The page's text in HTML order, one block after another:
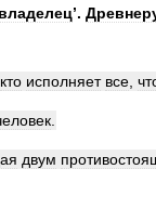
владелец’.
кто исполняет все
двум